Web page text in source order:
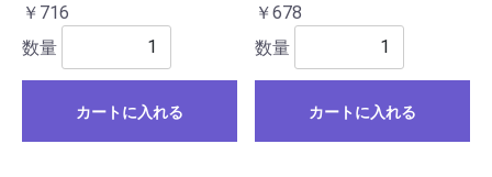
￥716
数量
カートに入れる
￥678
数量
カートに入れる